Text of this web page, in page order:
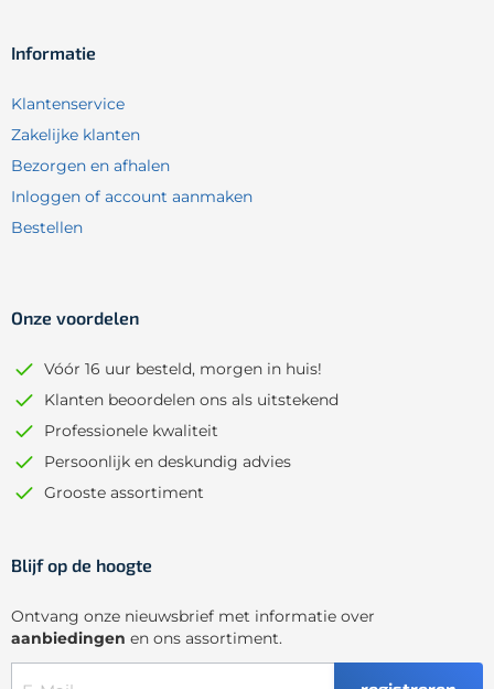
Informatie
Klantenservice
Zakelijke klanten
Bezorgen en afhalen
Inloggen of account aanmaken
Bestellen
Onze voordelen
Vóór 16 uur besteld, morgen in huis!
Klanten beoordelen ons als uitstekend
Professionele kwaliteit
Persoonlijk en deskundig advies
Grooste assortiment
Blijf op de hoogte
Ontvang onze nieuwsbrief met informatie over
aanbiedingen en ons assortiment.